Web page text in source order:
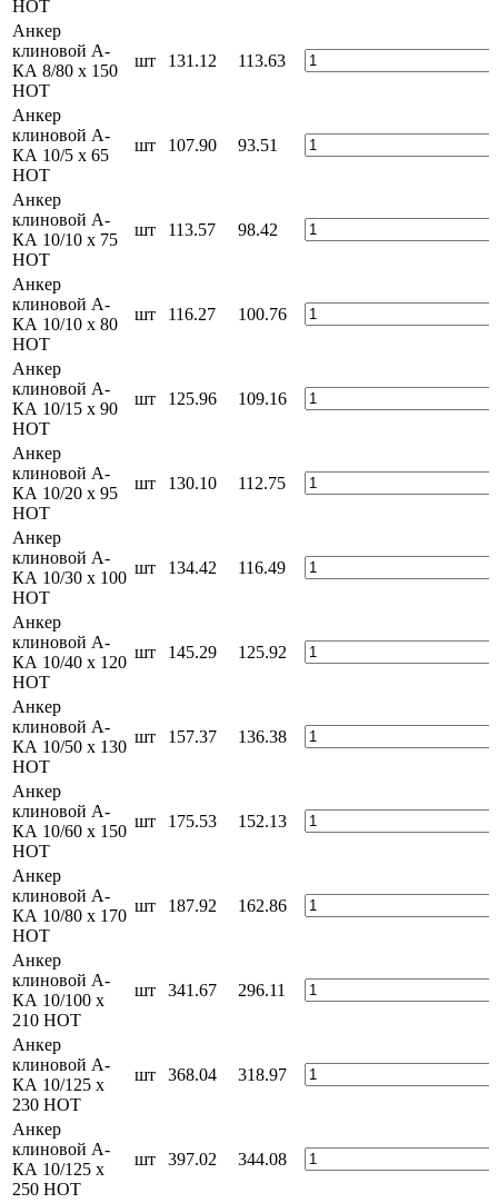
HOT
Анкер
клиновой А-
КА 8/80 x 150
HOT
шт 131.12 113.63
Анкер
клиновой А-
КА 10/5 x 65
HOT
шт 107.90 93.51
Анкер
клиновой А-
КА 10/10 x 75
HOT
шт 113.57 98.42
Анкер
клиновой А-
КА 10/10 x 80
HOT
шт 116.27 100.76
Анкер
клиновой А-
КА 10/15 x 90
HOT
шт 125.96 109.16
Анкер
клиновой А-
КА 10/20 x 95
HOT
шт 130.10 112.75
Анкер
клиновой А-
КА 10/30 x 100
HOT
шт 134.42 116.49
Анкер
клиновой А-
КА 10/40 x 120
HOT
шт 145.29 125.92
Анкер
клиновой А-
КА 10/50 x 130
HOT
шт 157.37 136.38
Анкер
клиновой А-
КА 10/60 x 150
HOT
шт 175.53 152.13
Анкер
клиновой А-
КА 10/80 x 170
HOT
шт 187.92 162.86
Анкер
клиновой А-
КА 10/100 x
210 HOT
шт 341.67 296.11
Анкер
клиновой А-
КА 10/125 x
230 HOT
шт 368.04 318.97
Анкер
клиновой А-
КА 10/125 x
250 HOT
шт 397.02 344.08